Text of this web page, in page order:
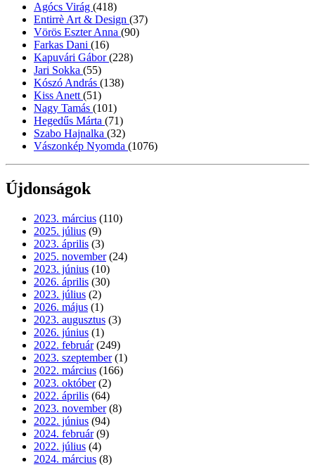
Agócs Virág (418)
Entirrè Art & Design (37)
Vörös Eszter Anna (90)
Farkas Dani (16)
Kapuvári Gábor(228)
Jari Sokka (55)
Kószó András (138)
Kiss Anett (51)
Nagy Tamás (101)
Hegedűs Márta (71)
Szabo Hajnalka (32)
Vászonkép Nyomda (1076)
Újdonságok
2023. március (110)
2025. július (9)
2023. április (3)
2025. november (24)
2023. június (10)
2026. április (30)
2023. július (2)
2026. május (1)
2023. augusztus (3)
2026. június (1)
2022. február (249)
2023. szeptember (1)
2022. március (166)
2023. október (2)
2022. április (64)
2023. november (8)
2022. június (94)
2024. február (9)
2022. július (4)
2024. március (8)